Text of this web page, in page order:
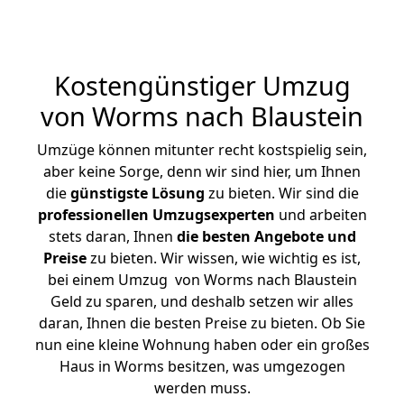
Kostengünstiger Umzug
von Worms nach Blaustein
Umzüge können mitunter recht kostspielig sein,
aber keine Sorge, denn wir sind hier, um Ihnen
diegünstigste Lösung zu bieten. Wir sind die
professionellen Umzugsexperten und arbeiten
stets daran, Ihnen die besten Angebote und
Preisezu bieten. Wir wissen, wie wichtig es ist,
bei einem Umzug von Worms nach Blaustein
Geld zu sparen, und deshalb setzen wir alles
daran, Ihnen die besten Preise zu bieten. Ob Sie
nun eine kleine Wohnung haben oder ein großes
Haus in Worms besitzen, was umgezogen
werden muss.